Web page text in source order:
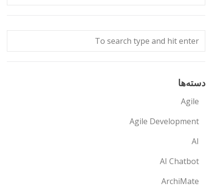
دسته‌ها
Agile
Agile Development
AI
AI Chatbot
ArchiMate